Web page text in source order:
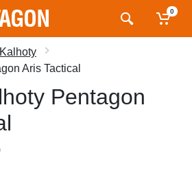
0
Kalhoty
Aris Tactical
Pentagon